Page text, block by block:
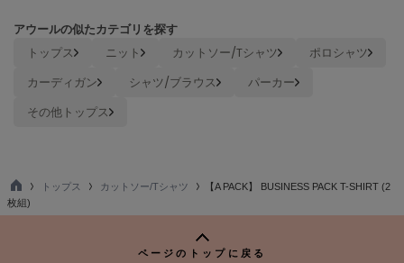
リーボック
sanrio house
サンリオハウス
SESAME STREET MARKET
アウールの似たカテゴリを探す
トップス ニット カットソー/Tシャツ
ポロシャツ
カーディガン
シャツ/ブラウス
パーカー
その他トップス
TO
P
トップス カットソー/Tシャツ
【A PACK】 BUSINESS PACK T-SHIRT (2
枚組)
ページのトップに戻る